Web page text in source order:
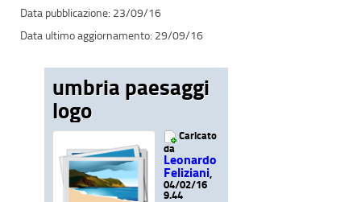
23/09/16
29/09/16
umbria paesaggi
logo
Caricato
da
Leonardo
Feliziani
04/02/16
9.44